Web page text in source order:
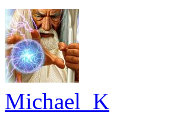
Michael_K